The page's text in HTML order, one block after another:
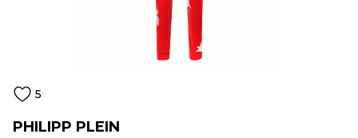
5
PHILIPP PLEIN